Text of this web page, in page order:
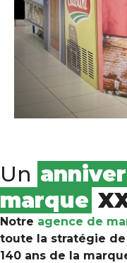
Un
marque
Notre agence de
toute la stratégie
140 ans de la